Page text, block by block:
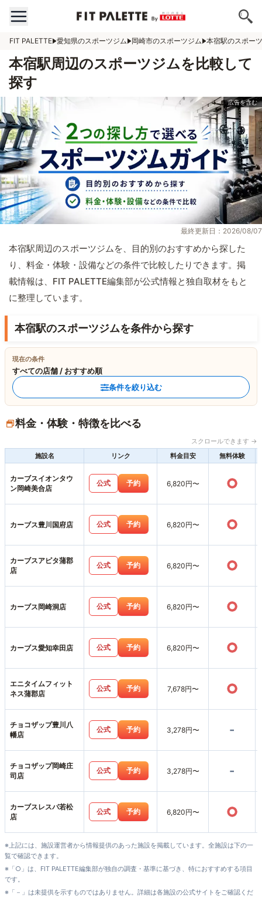
FIT PALETTE 愛知県のスポーツジム 岡崎市のスポーツジム 本宿駅のスポー
本宿駅周辺のスポーツジムを比較して
探す
最終更新日：2026/08/07
本宿駅周辺のスポーツジムを、目的別のおすすめから探した
り、料金・体験・設備などの条件で比較したりできます。掲
載情報は、FIT PALETTE編集部が公式情報と独自取材をもと
に整理しています。
本宿駅のスポーツジムを条件から探す
現在の条件
すべての店舗 / おすすめ順
条件を絞り込む
料金・体験・特徴を比べる
スクロールできます →
施設名
リンク 料金目安 無料体験
カーブスイオンタウ
ン岡崎美合店
公式 予約 6,820円〜 ○
カーブス豊川国府店 公式 予約 6,820円〜 ○
カーブスアピタ蒲郡
店
公式 予約 6,820円〜 ○
カーブス岡崎洞店 公式 予約 6,820円〜 ○
カーブス愛知幸田店 公式 予約 6,820円〜 ○
エニタイムフィット
ネス蒲郡店
公式 予約 7,678円〜 ○
チョコザップ豊川八
幡店
公式 予約 3,278円〜 -
チョコザップ岡崎庄
司店
公式 予約 3,278円〜 -
カーブスレスパ若松
店
公式 予約 6,820円〜 ○
※上記には、施設運営者から情報提供のあった施設を掲載しています。全施設は下の一
覧で確認できます。
※「○」は、FIT PALETTE編集部が独自の調査・基準に基づき、特におすすめする項目
です。
※「－」は未提供を示すものではありません。詳細は各施設の公式サイトをご確認くだ